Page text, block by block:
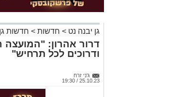
גן יבנה נט > חדשות > חדשות
דרור אהרון:
ודרוכים לכל תרחיש"
ג'ני זרח
25.10.23 / 19:30